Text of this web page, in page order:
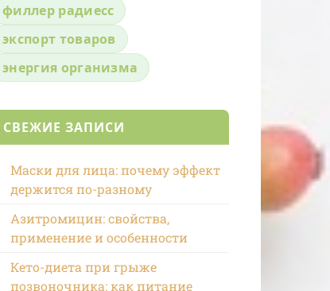
филлер радиесс
экспорт товаров
энергия организма
СВЕЖИЕ ЗАПИСИ
Маски для лица: почему эффект
держится по-разному
Азитромицин: свойства,
применение и особенности
Кето-диета при грыже
позвоночника: как питание